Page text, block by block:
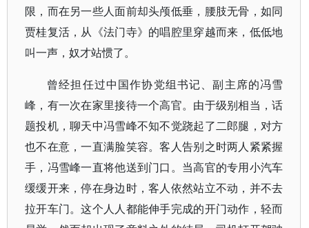
限，而在另一些人面前却头颅低垂，腰肢无骨，如同
贾桂复活，从《法门寺》的唱腔里穿越而来，低低地
叫一声，奴才站惯了。
曾经担任过中国作协党组书记、副主席的冯雪
峰，有一次在家里接待一个高官。由于级别相当，话
题投机，聊天中冯雪峰不知不觉跷起了二郎腿，对方
也不在意，一直满脸笑容。客人告别之时两人紧紧握
手，冯雪峰一直将他送到门口。当高官的专用小汽车
缓缓开来，停在身边时，客人依然站立不动，并不去
拉开车门。这个人人都能伸手完成的开门动作，轻而